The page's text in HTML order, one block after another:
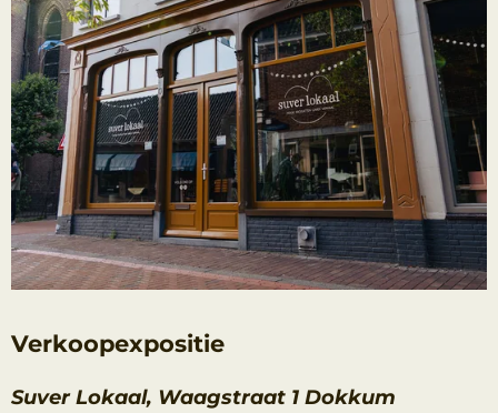
Verkoopexpositie
Suver Lokaal, Waagstraat 1 Dokkum